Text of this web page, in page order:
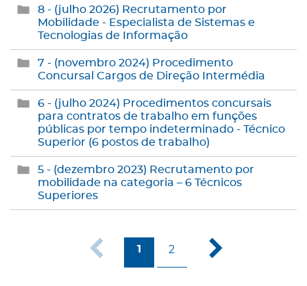
8 - (julho 2026) Recrutamento por
Mobilidade - Especialista de Sistemas e
Tecnologias de Informação
7 - (novembro 2024) Procedimento
Concursal Cargos de Direção Intermédia
6 - (julho 2024) Procedimentos concursais
para contratos de trabalho em funções
públicas por tempo indeterminado - Técnico
Superior (6 postos de trabalho)
5 - (dezembro 2023) Recrutamento por
mobilidade na categoria – 6 Técnicos
Superiores
1 2